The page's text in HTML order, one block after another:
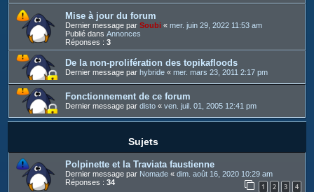
Mise à jour du forum
Dernier message par Soubi « mer. juin 29, 2022 11:53 am
Publié dans Annonces
Réponses : 3
De la non-prolifération des topikafloods
Dernier message par hybride « mer. mars 23, 2011 2:17 pm
Fonctionnement de ce forum
Dernier message par disto « ven. juil. 01, 2005 12:41 pm
Sujets
Polpinette et la Traviata faustienne
Dernier message par Nomade « dim. août 16, 2020 10:29 am
Réponses : 34 1 2 3 4